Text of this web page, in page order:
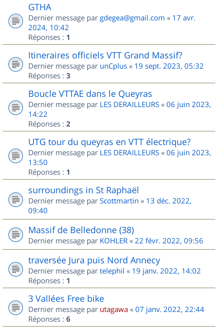
GTHA
Dernier message par gdegea@gmail.com « 17 avr.
2024, 10:42
Réponses : 1
Itineraires officiels VTT Grand Massif?
Dernier message par unCplus « 19 sept. 2023, 05:32
Réponses : 3
Boucle VTTAE dans le Queyras
Dernier message par LES DERAILLEURS « 06 juin 2023,
14:22
Réponses : 2
UTG tour du queyras en VTT électrique?
Dernier message par LES DERAILLEURS « 06 juin 2023,
13:50
Réponses : 1
surroundings in St Raphaël
Dernier message par Scottmartin « 13 déc. 2022,
09:40
Massif de Belledonne (38)
Dernier message par KOHLER « 22 févr. 2022, 09:56
traversée Jura puis Nord Annecy
Dernier message par telephil « 19 janv. 2022, 14:02
Réponses : 1
3 Vallées Free bike
Dernier message par utagawa « 07 janv. 2022, 22:44
Réponses : 6